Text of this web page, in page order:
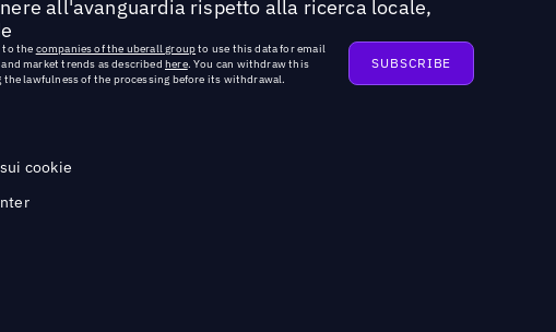
all'avanguardia rispetto alla ricerca locale,
to the companies of the uberall groupto use this data for email
market trends as described here. You can withdraw this
lawfulness of the processing before its withdrawal.
cookie